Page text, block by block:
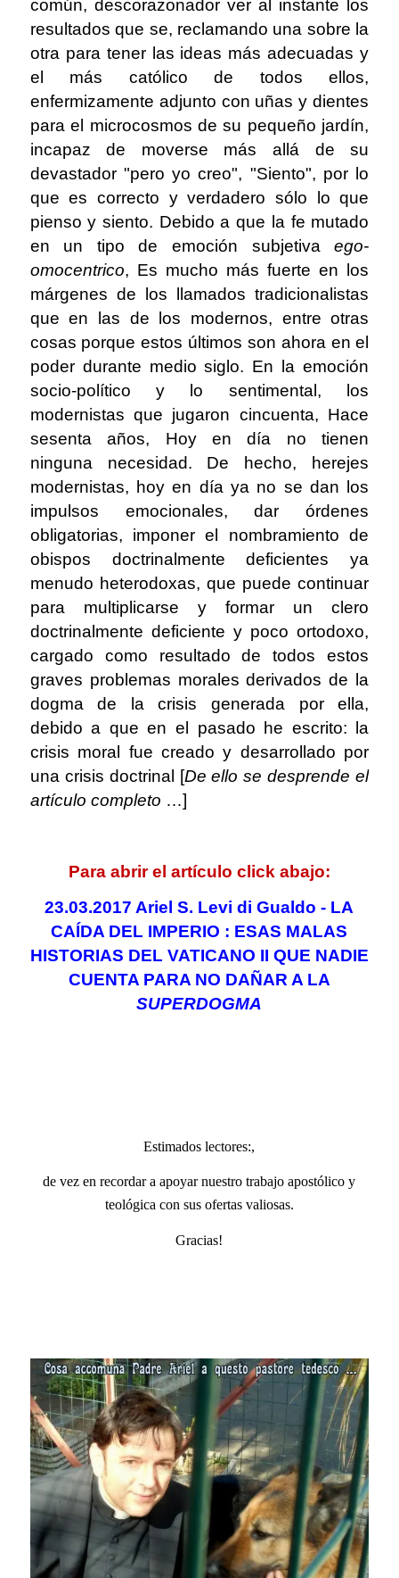
común, descorazonador ver al instante los
resultados que se, reclamando una sobre la
otra para tener las ideas más adecuadas y
el más católico de todos ellos,
enfermizamente adjunto con uñas y dientes
para el microcosmos de su pequeño jardín,
incapaz de moverse más allá de su
devastador "pero yo creo", "Siento", por lo
que es correcto y verdadero sólo lo que
pienso y siento. Debido a que la fe mutado
en un tipo de emoción subjetivaego-
omocentrico, Es mucho más fuerte en los
márgenes de los llamados tradicionalistas
que en las de los modernos, entre otras
cosas porque estos últimos son ahora en el
poder durante medio siglo. En la emoción
socio-político y lo sentimental, los
modernistas que jugaron cincuenta, Hace
sesenta años, Hoy en día no tienen
ninguna necesidad. De hecho, herejes
modernistas, hoy en día ya no se dan los
impulsos emocionales, dar órdenes
obligatorias, imponer el nombramiento de
obispos doctrinalmente deficientes ya
menudo heterodoxas, que puede continuar
para multiplicarse y formar un clero
doctrinalmente deficiente y poco ortodoxo,
cargado como resultado de todos estos
graves problemas morales derivados de la
dogma de la crisis generada por ella,
debido a que en el pasado he escrito: la
crisis moral fue creado y desarrollado por
una crisis doctrinal [De ello se desprende el
artículo completo …]
Para abrir el artículo click abajo:
23.03.2017 Ariel S. Levi di Gualdo - LA
CAÍDA DEL IMPERIO : ESAS MALAS
HISTORIAS DEL VATICANO II QUE NADIE
CUENTA PARA NO DAÑAR A LA
SUPERDOGMA
Estimados lectores:,
de vez en recordar a apoyar nuestro trabajo apostólico y
teológica con sus ofertas valiosas.
Gracias!